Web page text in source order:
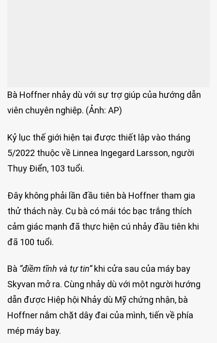
Bà Hoffner nhảy dù với sự trợ giúp của hướng dẫn
viên chuyên nghiệp. (Ảnh: AP)
Kỷ lục thế giới hiện tại được thiết lập vào tháng
5/2022 thuộc về Linnea Ingegard Larsson, người
Thụy Điển, 103 tuổi.
Đây không phải lần đầu tiên bà Hoffner tham gia
thử thách này. Cụ bà có mái tóc bạc trắng thích
cảm giác mạnh đã thực hiện cú nhảy đầu tiên khi
đã 100 tuổi.
Bà “điềm tĩnh và tự tin”khi cửa sau của máy bay
Skyvan mở ra. Cùng nhảy dù với một người hướng
dẫn được Hiệp hội Nhảy dù Mỹ chứng nhận, bà
Hoffner nắm chặt dây đai của mình, tiến về phía
mép máy bay.